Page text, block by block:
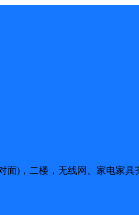
面)，二楼，无线网、家电家